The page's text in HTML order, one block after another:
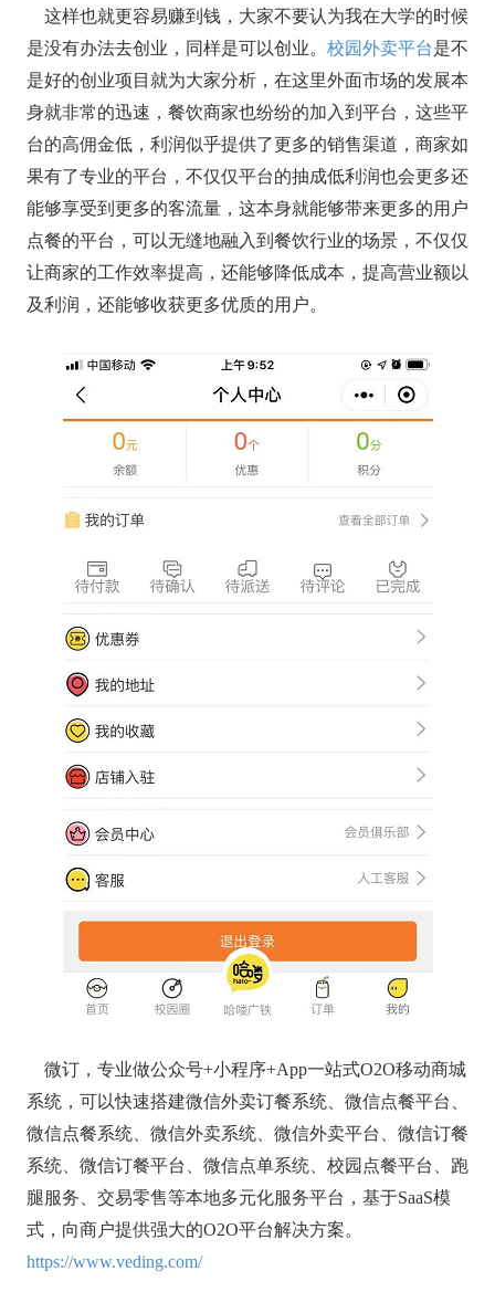
这样也就更容易赚到钱，大家不要认为我在大学的时候
是没有办法去创业，同样是可以创业。 校园外卖平台是不
是好的创业项目就为大家分析，在这里外面市场的发展本
身就非常的迅速，餐饮商家也纷纷的加入到平台，这些平
台的高佣金低，利润似乎提供了更多的销售渠道，商家如
果有了专业的平台，不仅仅平台的抽成低利润也会更多还
能够享受到更多的客流量，这本身就能够带来更多的用户
点餐的平台，可以无缝地融入到餐饮行业的场景，不仅仅
让商家的工作效率提高，还能够降低成本，提高营业额以
及利润，还能够收获更多优质的用户。
微订，专业做公众号+小程序+App一站式O2O移动商城
系统，可以快速搭建微信外卖订餐系统、微信点餐平台、
微信点餐系统、微信外卖系统、微信外卖平台、微信订餐
系统、微信订餐平台、微信点单系统、校园点餐平台、跑
腿服务、交易零售等本地多元化服务平台，基于SaaS模
式，向商户提供强大的O2O平台解决方案。
https://www.veding.com/